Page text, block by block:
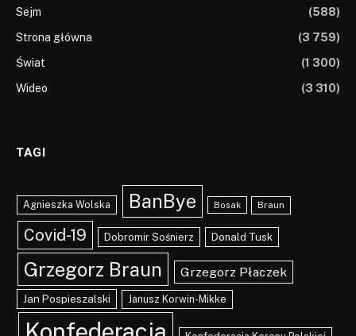
Sejm
(588)
Strona główna
(3 759)
Świat
(1 300)
Wideo
(3 310)
TAGI
Agnieszka Wolska BanBye Bosak Braun
Covid-19 Dobromir Sośnierz Donald Tusk
Grzegorz Braun Grzegorz Płaczek
Jan Pospieszalski Janusz Korwin-Mikke